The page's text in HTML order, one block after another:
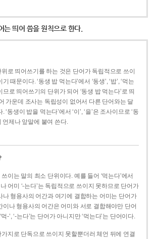
는 띄어 씀을 원칙으로 한다.
로 띄어쓰기를 하는 것은 단어가 독립적으로 쓰이
때문이다. ‘동생 밥 먹는다’에서 ‘동생’, ‘밥’, ‘먹는
므로 띄어쓰기의 단위가 되어 ‘동생 밥 먹는다’로 띄
가운데 조사는 독립성이 없어서 다른 단어와는 달
‘동생이 밥을 먹는다’에서 ‘이’, ‘을’은 조사이므로 ‘동
언제나 앞말에 붙여 쓴다.
이는 말의 최소 단위이다. 예를 들어 ‘먹는다’에서
나 어미 ‘­-는다’는 독립적으로 쓰이지 못하므로 단어가
나 형용사의 어간과 여기에 결합하는 어미는 단어가
이나 형용사의 어간은 어미와 서로 결합해야만 단어
-’, ‘-는다’는 단어가 아니지만 ‘먹는다’는 단어이다.
지로 단독으로 쓰이지 못할뿐더러 체언 뒤에 연결